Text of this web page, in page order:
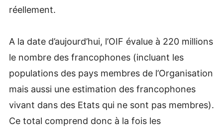
réellement.
A la date d’aujourd’hui, l’OIF évalue à 220 millions
le nombre des francophones (incluant les
populations des pays membres de l’Organisation
mais aussi une estimation des francophones
vivant dans des Etats qui ne sont pas membres).
Ce total comprend donc à la fois les